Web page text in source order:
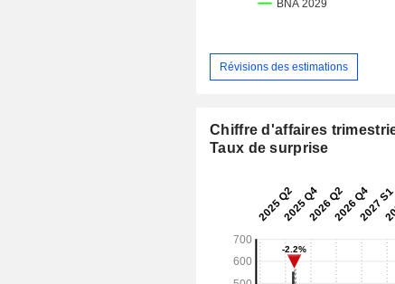
Révisions des estimations
Chiffre d'affaires
Taux de surprise